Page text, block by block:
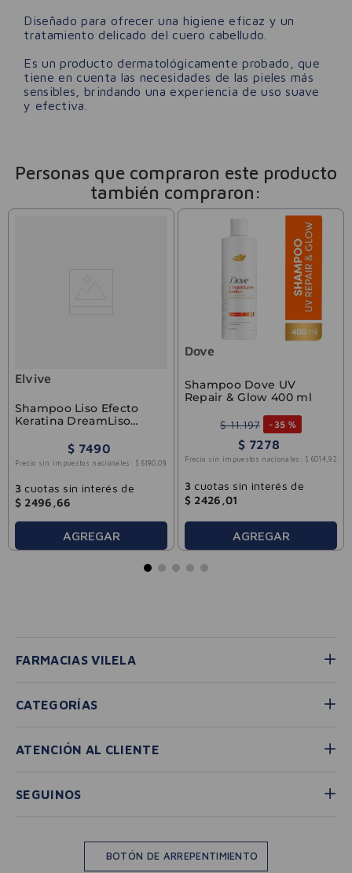
Diseñado para ofrecer una higiene eficaz y un
tratamiento delicado del cuero cabelludo.
Es un producto dermatológicamente probado, que
tiene en cuenta las necesidades de las pieles más
sensibles, brindando una experiencia de uso suave
y efectiva.
Personas que compraron este producto
también compraron:
Elvive
Shampoo Liso Efecto
Keratina DreamLiso
$ 7490
Precio sin impuestos nacionales: $ 6190 ,08
3cuotas sin interés de
$ 2496 66
AGREGAR
Dove
Shampoo Dove UV
Repair & Glow 400 ml
$ 11.197 - 35 %
$ 7278
Precio sin impuestos nacionales: $ 6014,92
3cuotas sin interés de
$ 2426,01
AGREGAR
FARMACIAS VILELA
CATEGORÍAS
ATENCIÓN AL CLIENTE
SEGUINOS
BOTÓN DE ARREPENTIMIENTO